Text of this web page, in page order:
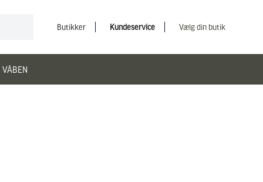
Butikker Kundeservice Vælg din butik
VÅBEN